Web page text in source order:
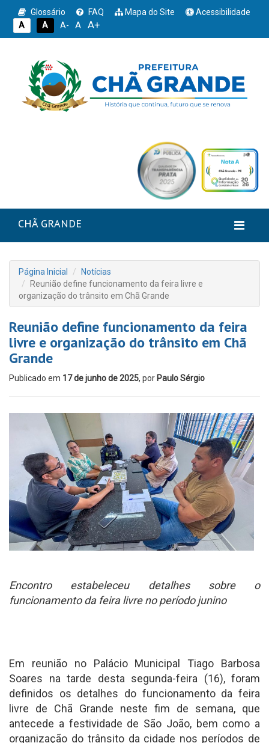
Glossário FAQ Mapa do Site
Acessibilidade
A
A A- A A+
CHÃ GRANDE
Página Inicial
Notícias
Reunião define funcionamento da feira livre e
organização do trânsito em Chã Grande
Reunião define funcionamento da feira
livre e organização do trânsito em Chã
Grande
Publicado em 17 de junho de 2025, por Paulo Sérgio
Encontro estabeleceu detalhes sobre o
funcionamento da feira livre no período junino
Em reunião no Palácio Municipal Tiago Barbosa
Soares na tarde desta segunda-feira (16), foram
definidos os detalhes do funcionamento da feira
livre de Chã Grande neste fim de semana, que
antecede a festividade de São João, bem como a
organização do trânsito da cidade nos períodos de